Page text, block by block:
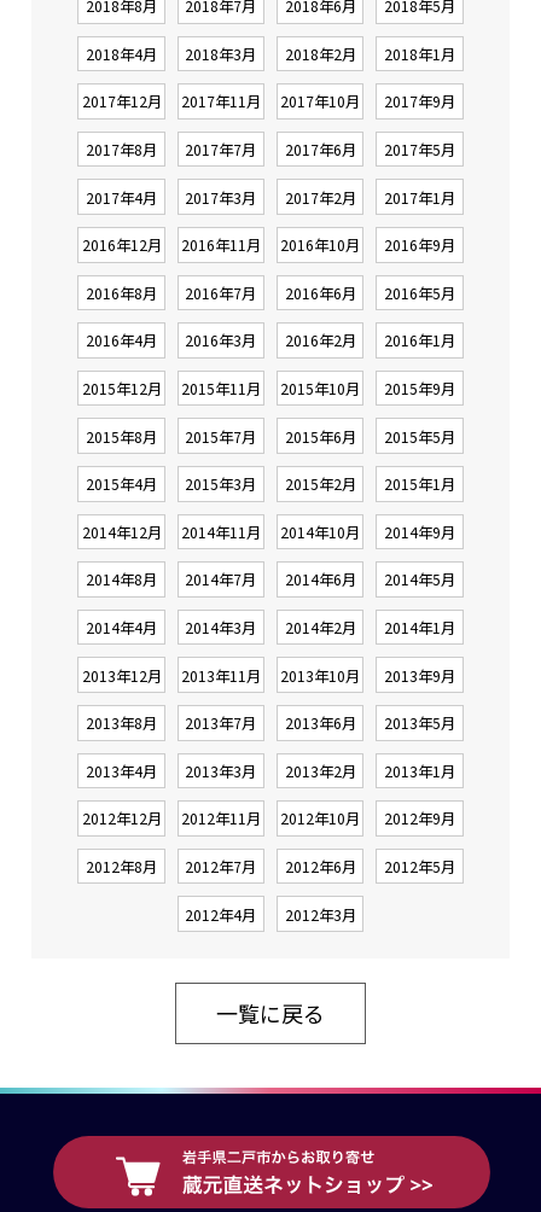
2018年8月 2018年7月 2018年6月 2018年5月
2018年4月 2018年3月 2018年2月 2018年1月
2017年12月 2017年11月 2017年10月 2017年9月
2017年8月 2017年7月 2017年6月 2017年5月
2017年4月 2017年3月 2017年2月 2017年1月
2016年12月 2016年11月 2016年10月 2016年9月
2016年8月 2016年7月 2016年6月 2016年5月
2016年4月 2016年3月 2016年2月 2016年1月
2015年12月 2015年11月 2015年10月 2015年9月
2015年8月 2015年7月 2015年6月 2015年5月
2015年4月 2015年3月 2015年2月 2015年1月
2014年12月 2014年11月 2014年10月 2014年9月
2014年8月 2014年7月 2014年6月 2014年5月
2014年4月 2014年3月 2014年2月 2014年1月
2013年12月 2013年11月 2013年10月 2013年9月
2013年8月 2013年7月 2013年6月 2013年5月
2013年4月 2013年3月 2013年2月 2013年1月
2012年12月 2012年11月 2012年10月 2012年9月
2012年8月 2012年7月 2012年6月 2012年5月
2012年4月 2012年3月
一覧に戻る